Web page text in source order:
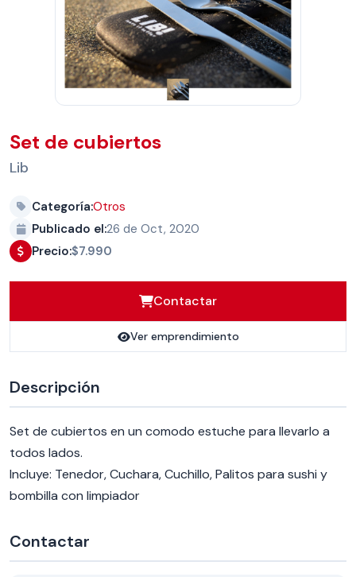
Set de cubiertos
Lib
Categoría:Otros
Publicado el:26 de Oct, 2020
Precio:$7.990
Contactar
Ver emprendimiento
Descripción
Set de cubiertos en un comodo estuche para llevarlo a
todos lados.
Incluye: Tenedor, Cuchara, Cuchillo, Palitos para sushi y
bombilla con limpiador
Contactar